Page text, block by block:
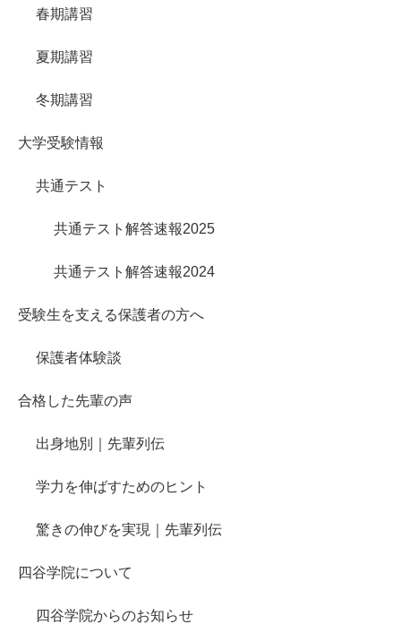
春期講習
夏期講習
冬期講習
大学受験情報
共通テスト
共通テスト解答速報2025
共通テスト解答速報2024
受験生を支える保護者の方へ
保護者体験談
合格した先輩の声
出身地別｜先輩列伝
学力を伸ばすためのヒント
驚きの伸びを実現｜先輩列伝
四谷学院について
四谷学院からのお知らせ